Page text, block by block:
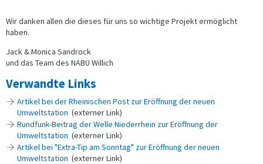
Wir danken allen die dieses für uns so wichtige Projekt ermöglicht
haben.
Jack & Monica Sandrock
und das Team des NABU Willich
Verwandte Links
Artikel bei der Rheinischen Post zur Eröffnung der neuen
Umweltstation (externer Link)
Rundfunk-Beitrag der Welle Niederrhein zur Eröffnung der
Umweltstation (externer Link)
Artikel bei "Extra-Tip am Sonntag" zur Eröffnung der neuen
Umweltstation (externer Link)